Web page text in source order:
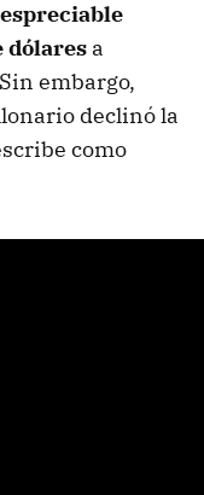
dólares a
embargo,
declinó la
como